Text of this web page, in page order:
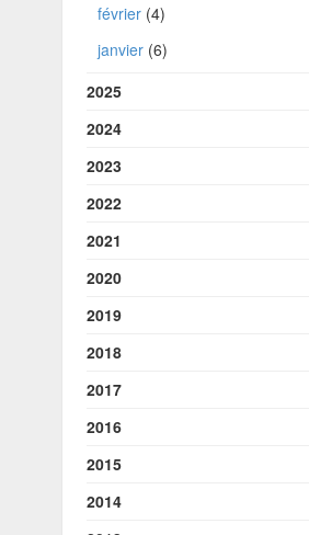
février(4)
janvier(6)
2025
2024
2023
2022
2021
2020
2019
2018
2017
2016
2015
2014